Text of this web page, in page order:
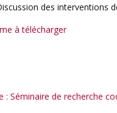
des interventions
à télécharger
: Séminaire de recherche